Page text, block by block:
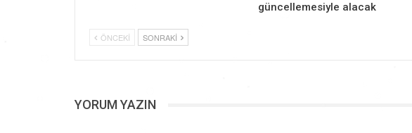
güncellemesiyle alacak
ÖNCEKI SONRAKI
YORUM YAZIN